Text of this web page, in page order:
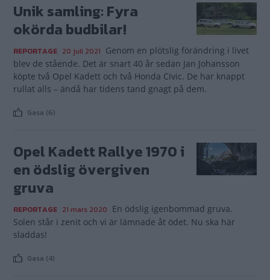
Unik samling: Fyra
okörda budbilar!
REPORTAGE 20 juli 2021 Genom en plötslig förändring i livet
blev de stående. Det är snart 40 år sedan Jan Johansson
köpte två Opel Kadett och två Honda Civic. De har knappt
rullat alls – ändå har tidens tand gnagt på dem.
Gasa (6)
Opel Kadett Rallye 1970 i
en ödslig övergiven
gruva
REPORTAGE 21 mars 2020 En ödslig igenbommad gruva.
Solen står i zenit och vi är lämnade åt ödet. Nu ska här
sladdas!
Gasa (4)